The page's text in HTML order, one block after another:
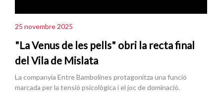
25 novembre 2025
"La Venus de les pells" obri la recta final
del Vila de Mislata
La companyia Entre Bambolines protagonitza una funció
marcada per la tensió psicològica i el joc de dominació.